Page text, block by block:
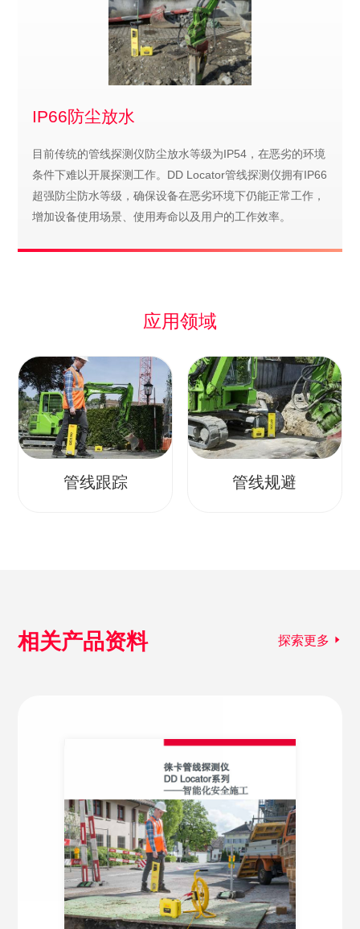
IP66防尘放水
目前传统的管线探测仪防尘放水等级为IP54，在恶劣的环境
条件下难以开展探测工作。DD Locator管线探测仪拥有IP66
超强防尘防水等级，确保设备在恶劣环境下仍能正常工作，
增加设备使用场景、使用寿命以及用户的工作效率。
应用领域
管线跟踪 管线规避
相关产品资料 探索更多